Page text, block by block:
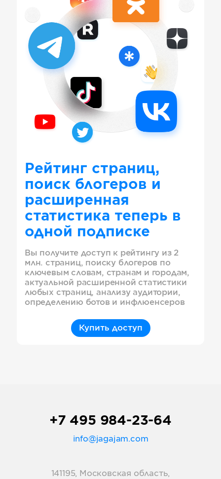
Рейтинг страниц,
поиск блогеров и
расширенная
статистика теперь в
одной подписке
Вы получите доступ к рейтингу из 2
млн. страниц, поиску блогеров по
ключевым словам, странам и городам,
актуальной расширенной статистики
любых страниц, анализу аудитории,
определению ботов и инфлюенсеров
Купить доступ
+7 495 984-23-64
info@jagajam.com
141195, Московская область,